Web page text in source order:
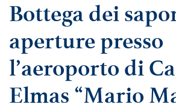
Bottega dei
aperture presso
l’aeroporto di
Elmas “Mario